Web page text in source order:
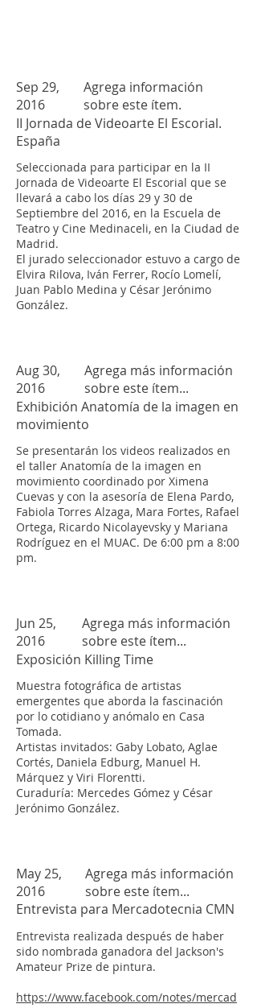
Sep 29,
2016
Agrega información
sobre este ítem.
II Jornada de Videoarte El Escorial.
España
Seleccionada para participar en la II
Jornada de Videoarte El Escorial que se
llevará a cabo los días 29 y 30 de
Septiembre del 2016, en la Escuela de
Teatro y Cine Medinaceli, en la Ciudad de
Madrid.
El jurado seleccionador estuvo a cargo de
Elvira Rilova, Iván Ferrer, Rocío Lomelí,
Juan Pablo Medina y César Jerónimo
González.
Aug 30,
2016
Agrega más información
sobre este ítem...
Exhibición Anatomía de la imagen en
movimiento
Se presentarán los videos realizados en
el taller Anatomía de la imagen en
movimiento coordinado por Ximena
Cuevas y con la asesoría de Elena Pardo,
Fabiola Torres Alzaga, Mara Fortes, Rafael
Ortega, Ricardo Nicolayevsky y Mariana
Rodríguez en el MUAC. De 6:00 pm a 8:00
pm.
Jun 25,
2016
Agrega más información
sobre este ítem...
Exposición Killing Time
Muestra fotográfica de artistas
emergentes que aborda la fascinación
por lo cotidiano y anómalo en Casa
Tomada.
Artistas invitados: Gaby Lobato, Aglae
Cortés, Daniela Edburg, Manuel H.
Márquez y Viri Florentti.
Curaduría: Mercedes Gómez y César
Jerónimo González.
May 25,
2016
Agrega más información
sobre este ítem...
Entrevista para Mercadotecnia CMN
Entrevista realizada después de haber
sido nombrada ganadora del Jackson's
Amateur Prize de pintura.
https://www.facebook.com/notes/mercad